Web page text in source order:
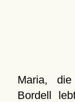
Maria,
Bordell